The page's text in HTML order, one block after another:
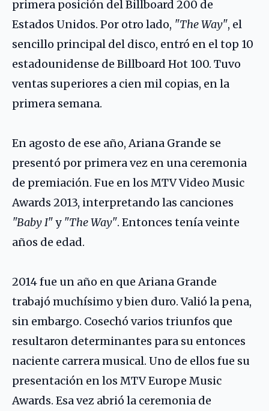
primera posición del Billboard 200 de
Estados Unidos. Por otro lado, "The Way", el
sencillo principal del disco, entró en el top 10
estadounidense de Billboard Hot 100. Tuvo
ventas superiores a cien mil copias, en la
primera semana.
En agosto de ese año, Ariana Grande se
presentó por primera vez en una ceremonia
de premiación. Fue en los MTV Video Music
Awards 2013, interpretando las canciones
"Baby I"y "The Way". Entonces tenía veinte
años de edad.
2014 fue un año en que Ariana Grande
trabajó muchísimo y bien duro. Valió la pena,
sin embargo. Cosechó varios triunfos que
resultaron determinantes para su entonces
naciente carrera musical. Uno de ellos fue su
presentación en los MTV Europe Music
Awards. Esa vez abrió la ceremonia de